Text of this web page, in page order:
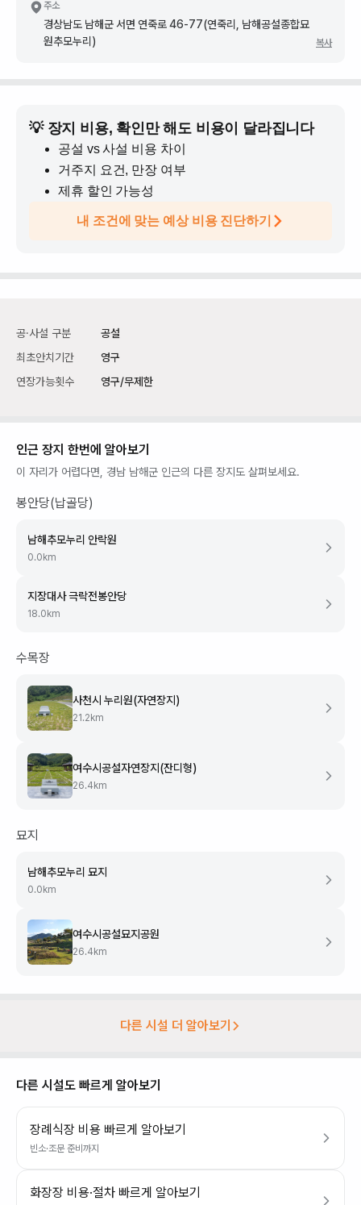
주소
경상남도 남해군 서면 연죽로 46-77(연죽리, 남해공설종합묘
원추모누리)
복사
💡 장지 비용, 확인만 해도 비용이 달라집니다
공설 vs 사설 비용 차이
거주지 요건, 만장 여부
제휴 할인 가능성
내 조건에 맞는 예상 비용 진단하기
공·사설 구분
공설
최초안치기간
영구
연장가능횟수
영구/무제한
인근 장지 한번에 알아보기
이 자리가 어렵다면, 경남 남해군 인근의 다른 장지도 살펴보세요.
봉안당(납골당)
남해추모누리 안락원
0.0 km
지장대사 극락전봉안당
18.0 km
수목장
사천시 누리원(자연장지)
21.2 km
여수시공설자연장지(잔디형)
26.4 km
묘지
남해추모누리 묘지
0.0 km
여수시공설묘지공원
26.4 km
다른 시설 더 알아보기
다른 시설도 빠르게 알아보기
장례식장 비용 빠르게 알아보기
빈소·조문 준비까지
화장장 비용·절차 빠르게 알아보기